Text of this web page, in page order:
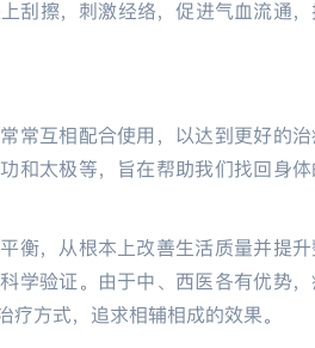
刮擦，刺激经络，促进气血流通
常互相配合使用，以达到更好的治
和太极等，旨在帮助我们找回身
衡，从根本上改善生活质量并提
学验证。由于中、西医各有优势
疗方式，追求相辅相成的效果。